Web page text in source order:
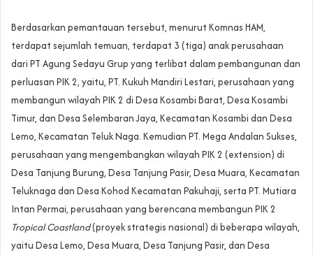
Berdasarkan pemantauan tersebut, menurut Komnas HAM,
terdapat sejumlah temuan, terdapat 3 (tiga) anak perusahaan
dari PT Agung Sedayu Grup yang terlibat dalam pembangunan dan
perluasan PIK 2, yaitu, PT. Kukuh Mandiri Lestari, perusahaan yang
membangun wilayah PIK 2 di Desa Kosambi Barat, Desa Kosambi
Timur, dan Desa Selembaran Jaya, Kecamatan Kosambi dan Desa
Lemo, Kecamatan Teluk Naga. Kemudian PT. Mega Andalan Sukses,
perusahaan yang mengembangkan wilayah PIK 2 (extension) di
Desa Tanjung Burung, Desa Tanjung Pasir, Desa Muara, Kecamatan
Teluknaga dan Desa Kohod Kecamatan Pakuhaji, serta PT. Mutiara
Intan Permai, perusahaan yang berencana membangun PIK 2
Tropical Coastland(proyek strategis nasional) di beberapa wilayah,
yaitu Desa Lemo, Desa Muara, Desa Tanjung Pasir, dan Desa